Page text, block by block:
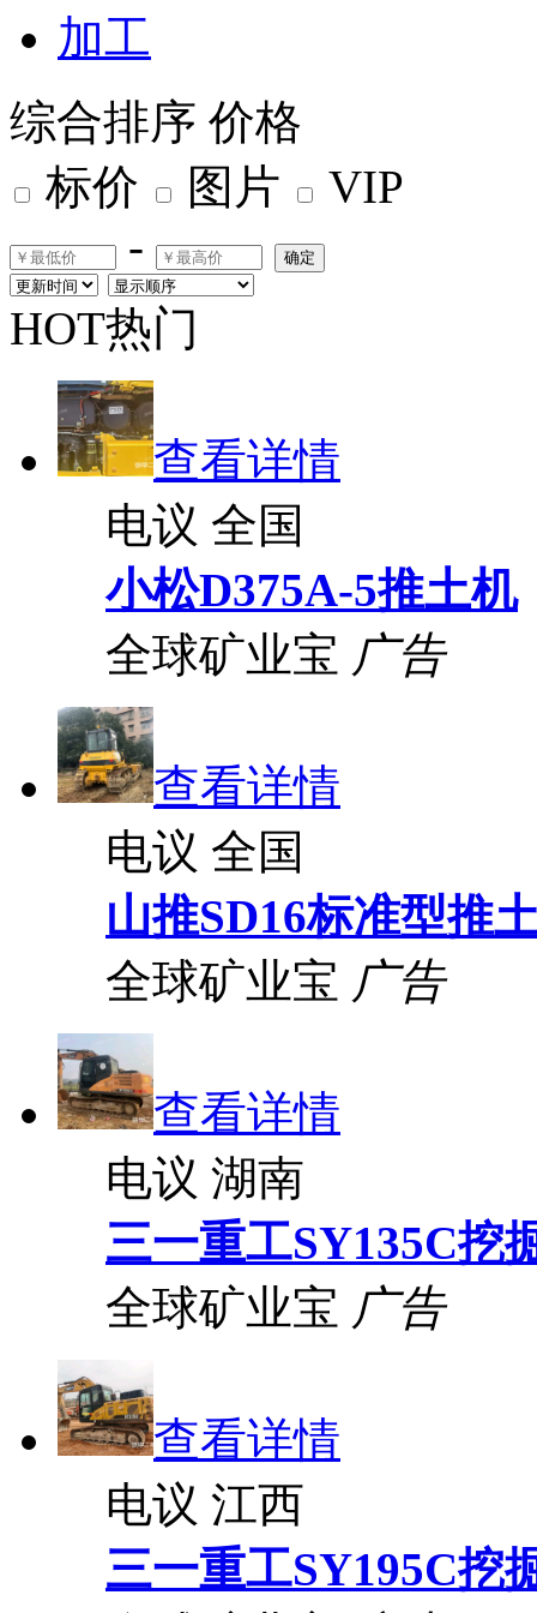
加工
综合排序 价格
标价
图片
VIP
-
确定
HOT热门
查看详情
电议 全国
小松D375A-5推土机
全球矿业宝 广告
查看详情
电议 全国
山推SD16标准型推
全球矿业宝 广告
查看详情
电议 湖南
三一重工SY135C挖
全球矿业宝 广告
查看详情
电议 江西
三一重工SY195C挖